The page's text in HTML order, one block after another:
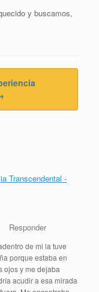
y buscamos,
Transcendental -
Responder
de mi la tuve
porque estaba en
ojos y me dejaba
acudir a esa mirada